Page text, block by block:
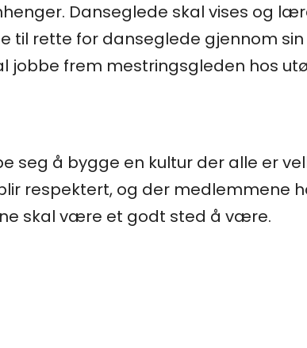
Danseglede skal vises og
til rette for danseglede gjennom
jobbe frem mestringsgleden hos
seg å bygge en kultur der alle er
respektert, og der medlemmene
skal være et godt sted å være.